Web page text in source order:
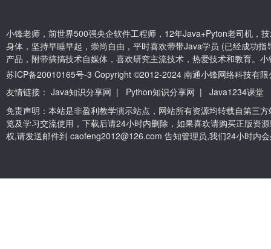
小锋老师，前世界500强央企软件工程师，12年Java+Pyton老司机，
身体，坚持早睡早起，崇尚自由，平时喜欢带带Java学员 (已经成功
产品，附带搞搞技术自媒体，喜欢研究主流技术，热爱技术和教育。
苏ICP备20010165号-3 Copyright ©2012-2024 南通小锋网络科技有限
友情链接： Java知识分享网 | Python知识分享网 |
Java1234课堂
免责声明：本站是非盈利教学演示站点，网站所有资源均转载自第三
览及学习交流使用，下载后请24小时内删除，如果喜欢请购买正版资
权,请发送邮件到 caofeng2012@126.com 告知管理员,我们24小时内